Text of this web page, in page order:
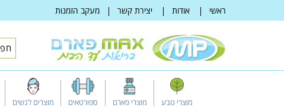
לתוכן
ראשי אודות יצירת קשר מעקב הזמנות
מוצרי טבע מוצרי פארם ספורטאים מוצרים לנשים